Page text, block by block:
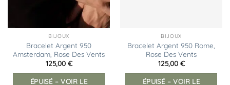
BIJOUX
Bracelet Argent 950
Amsterdam, Rose Des Vents
125,00 €
ÉPUISÉ – VOIR LE
BIJOUX
Bracelet Argent 950 Rome,
Rose Des Vents
125,00 €
ÉPUISÉ – VOIR LE